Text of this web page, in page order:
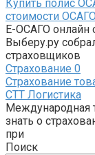
Купить полис
стоимости
Е-ОСАГО онлайн
Выберу.ру
страховщиков
Страхование 0
Страхование
СТТ Логистика
Международная
знать о
при
Поиск